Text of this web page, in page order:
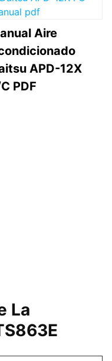
Aire
APD-12X
PDF
La